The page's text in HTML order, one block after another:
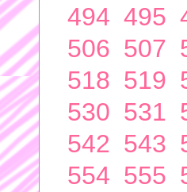
494 495
506 507
518 519
530 531
542 543
554 555